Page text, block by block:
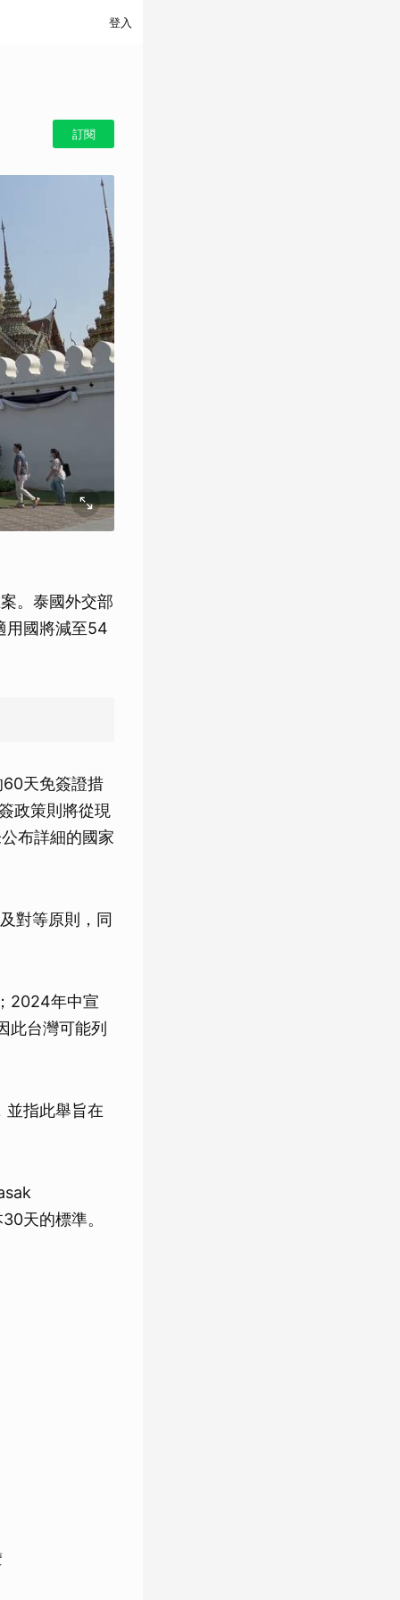
登入
訂閱
。泰國外交部
用國將減至54
天免簽證措
政策則將從現
布詳細的國家
對等原則，同
2024年中宣
此台灣可能列
並指此舉旨在
天的標準。